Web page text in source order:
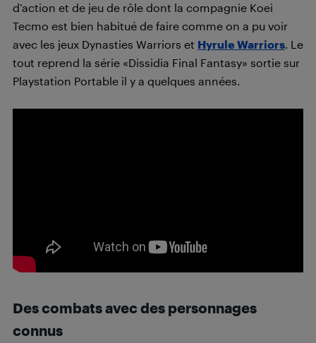
d’action et de jeu de rôle dont la compagnie Koei
Tecmo est bien habitué de faire comme on a pu voir
avec les jeux Dynasties Warriors et Hyrule Warriors. Le
tout reprend la série «Dissidia Final Fantasy» sortie sur
Playstation Portable il y a quelques années.
Des combats avec des personnages
connus